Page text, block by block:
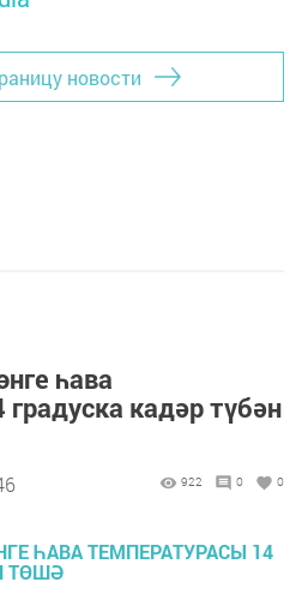
новости
һава
кадәр түбән
922 0 0